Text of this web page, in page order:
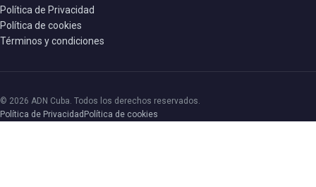
Política de Privacidad
Política de cookies
Términos y condiciones
© 2026 ADN Cuba. Todos los derechos reservados.
Política de Privacidad Política de cookies